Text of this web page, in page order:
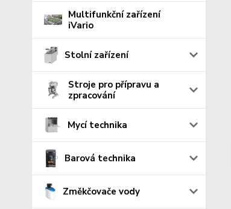
Multifunkční zařízení
iVario
Stolní zařízení
Stroje pro přípravu a
zpracování
Mycí technika
Barová technika
Změkčovače vody